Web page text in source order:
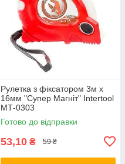
Рулетка з фіксатором 3м х
16мм "Супер Магніт" Intertool
МТ-0303
Готово до відправки
53,10 ₴ 59 ₴